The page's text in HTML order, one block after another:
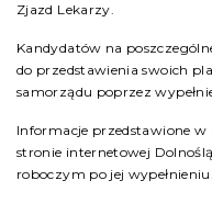
Zjazd Lekarzy.
Kandydatów na
do przedstawienia swoich
samorządu poprzez
Informacje przedstawione w
stronie internetowej
roboczym po jej wypełnieniu.